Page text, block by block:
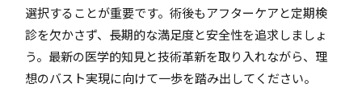
選択することが重要です。術後もアフターケアと定期検
診を欠かさず、長期的な満足度と安全性を追求しましょ
う。最新の医学的知見と技術革新を取り入れながら、理
想のバスト実現に向けて一歩を踏み出してください。